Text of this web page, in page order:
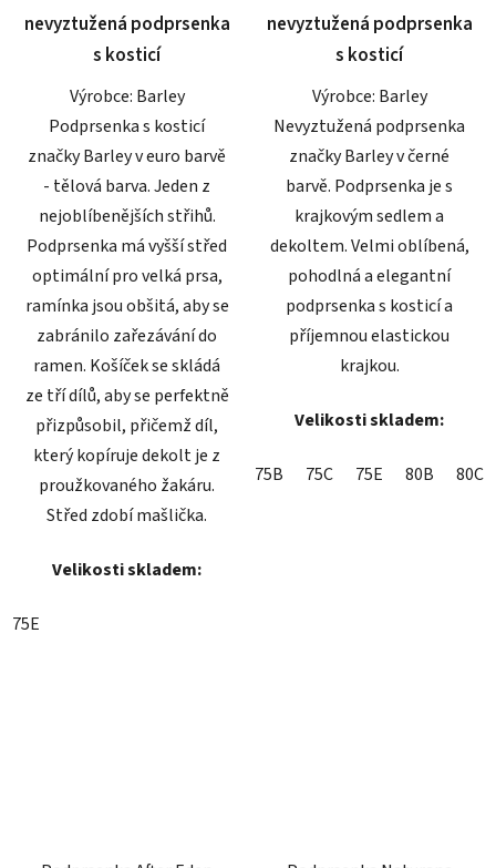
hvězdiček.
nevyztužená podprsenka
s kosticí
Výrobce: Barley
Podprsenka s kosticí
značky Barley v euro barvě
- tělová barva. Jeden z
nejoblíbenějších střihů.
Podprsenka má vyšší střed
optimální pro velká prsa,
ramínka jsou obšitá, aby se
zabránilo zařezávání do
ramen. Košíček se skládá
ze tří dílů, aby se perfektně
přizpůsobil, přičemž díl,
který kopíruje dekolt je z
proužkovaného žakáru.
Střed zdobí mašlička.
Velikosti skladem:
75E
hvězdiček.
nevyztužená podprsenka
s kosticí
Výrobce: Barley
Nevyztužená podprsenka
značky Barley v černé
barvě. Podprsenka je s
krajkovým sedlem a
dekoltem. Velmi oblíbená,
pohodlná a elegantní
podprsenka s kosticí a
příjemnou elastickou
krajkou.
Velikosti skladem:
75B 75C 75E 80B 80C